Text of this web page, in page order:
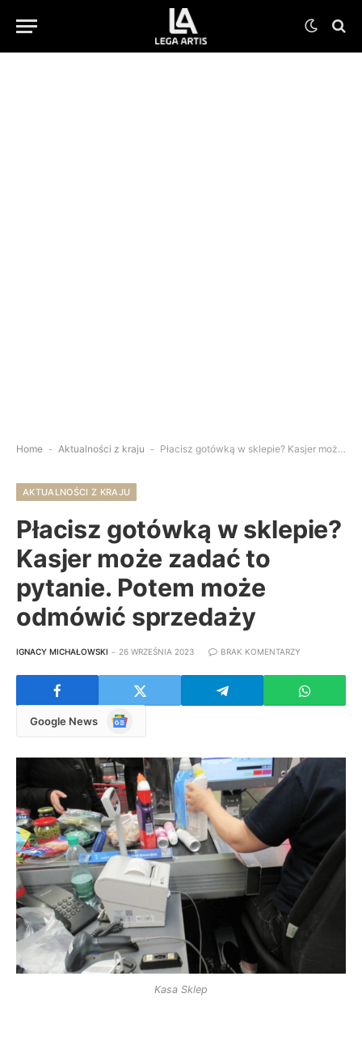
Home - Aktualności z kraju - Płacisz gotówką w sklepie? Kasjer może zadać to pytanie. Potem może odmówić sprzedaży
AKTUALNOŚCI Z KRAJU
Płacisz gotówką w sklepie?
Kasjer może zadać to
pytanie. Potem może
odmówić sprzedaży
IGNACY MICHAŁOWSKI 26 WRZEŚNIA 2023 BRAK KOMENTARZY
Google News
Google
Kasa Sklep